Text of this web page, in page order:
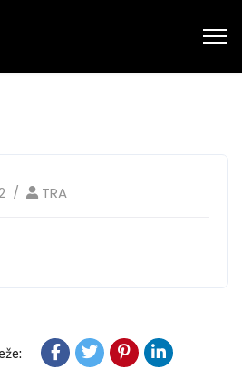
TRA